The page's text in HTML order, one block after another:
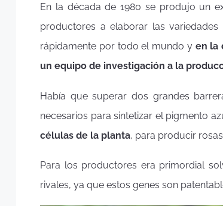
En la década de 1980 se produjo un
productores a elaborar las
rápidamente por todo el mundo y en la
un equipo de investigación a la
Había que superar dos grandes
necesarios para sintetizar el pigmento
células de la planta, para producir
Para los productores era primordial
rivales, ya que estos genes son